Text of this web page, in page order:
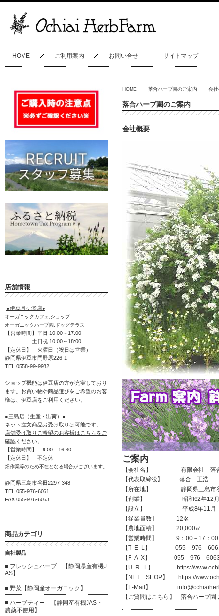
HOME ご利用案内 お問い合せ サイトマップ
HOME 落合ハーブ園のご案内 会社
落合ハーブ園のご案内
会社概要
ご案内
【会社名】 有限会社 落合
【代表取締役】 落合 正浩
【所在地】 静岡県三島市谷
【創業】 昭和62年12月
【設立】 平成8年11月
【従業員数】 12名
【農地面積】 20,000㎡
【営業時間】 9：00－17：00
【T E L】 055－976－
【F A X】 055－976－
【U R L】
https://
【NET SHOP】
https://
【E-Mail】
【ご質問はこちら】 落合ハーブ園
店舗情報
●伊豆月ヶ瀬店●
オーガニックカフェ,ショップ
オーガニックハーブ園,ドッグテラス
【営業時間】平日 10:00～17:00
土日祝 10:00～18:00
【定休日】 火曜日（祝日は営業）
静岡県伊豆市門野原226-1
TEL 0558-99-9982
ショップ機能は伊豆店の方が充実しており
ます。お買い物や商品選びをご希望のお客
様は、伊豆店をご利用ください。
●三島店（生産・出荷）●
ネット注文商品お受け取りは可能です。
店舗受け取りご希望のお客様はこちらをご
確認ください。
【営業時間】 9:00～16:30
【定休日】 不定休
畑作業等のため不在となる場合がございます。
静岡県三島市谷田2297-348
TEL 055-976-6061
FAX 055-976-6063
商品カテゴリ
自社製品
■ フレッシュハーブ 【静岡県産有機J
AS】
■ 野菜【静岡産オーガニック】
■ ハーブティー 【静岡産有機JAS・
農薬不使用】